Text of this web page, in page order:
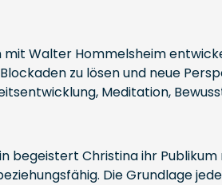
Walter Hommelsheim
zu lösen und neue
Meditation,
begeistert Christina ihr
Die Grundlage